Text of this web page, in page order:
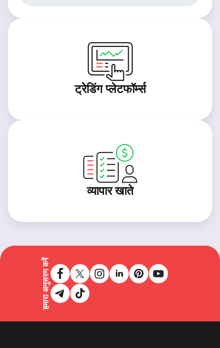
ट्रेडिंग प्लेटफॉर्म्स
व्यापार खाते
हमारा अनुसरण करें